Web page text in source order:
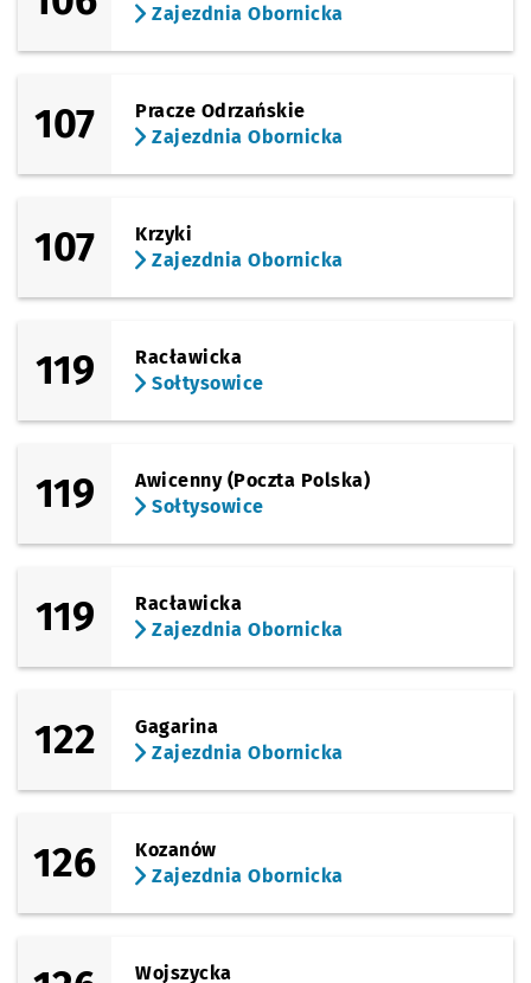
Zajezdnia Obornicka
107
Pracze Odrzańskie
Zajezdnia Obornicka
107
Krzyki
Zajezdnia Obornicka
119
Racławicka
Sołtysowice
119
Awicenny (Poczta Polska)
Sołtysowice
119
Racławicka
Zajezdnia Obornicka
122
Gagarina
Zajezdnia Obornicka
126
Kozanów
Zajezdnia Obornicka
Wojszycka